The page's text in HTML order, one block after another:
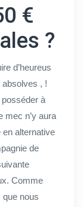
€
?
d’heureus
absolves , !
posséder à
mec n’y aura
alternative
de
Comme
nous